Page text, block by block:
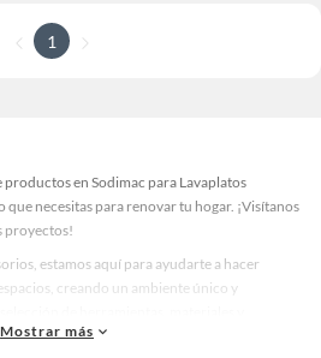
1
en Sodimac para Lavaplatos
necesitas para renovar tu hogar. ¡Visítanos
proyectos!
estamos aquí para ayudarte a hacer
creando un ambiente único y
a crear un espacio más tú.
Mostrar más